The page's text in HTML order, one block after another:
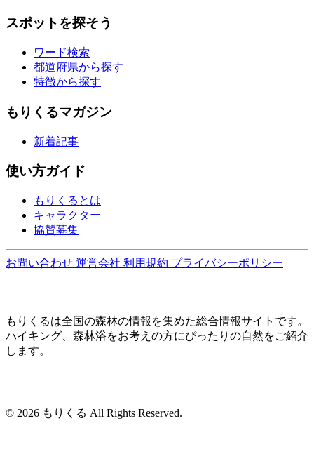
スポットを探そう
ワード検索
都道府県から探す
特徴から探す
もりくるマガジン
新着記事
使い方ガイド
もりくるとは
キャラクター
協賛募集
お問い合わせ 運営会社 利用規約 プライバシーポリシー
もりくるは全国の森林の情報を集めた総合情報サイトです。
ハイキング、森林浴をお考えの方にぴったりの自然をご紹介
します。
© 2026 もりくる All Rights Reserved.